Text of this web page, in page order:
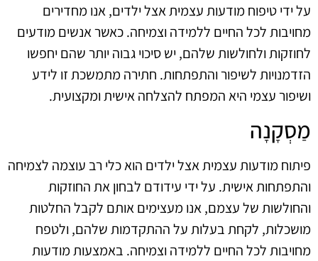
על ידי טיפוח מודעות עצמית אצל ילדים, אנו מחדירים
מחויבות לכל החיים ללמידה וצמיחה. כאשר אנשים מודעים
לחוזקות ולחולשות שלהם, יש סיכוי גבוה יותר שהם יחפשו
הזדמנויות לשיפור והתפתחות. חתירה מתמשכת זו לידע
ושיפור עצמי היא המפתח להצלחה אישית ומקצועית.
מַסְקָנָה
פיתוח מודעות עצמית אצל ילדים הוא כלי רב עוצמה לצמיחה
והתפתחות אישית. על ידי עידודם לבחון את החוזקות
והחולשות של עצמם, אנו מעצימים אותם לקבל החלטות
מושכלות, לקחת בעלות על ההתקדמות שלהם, ולטפח
מחויבות לכל החיים ללמידה וצמיחה. באמצעות מודעות